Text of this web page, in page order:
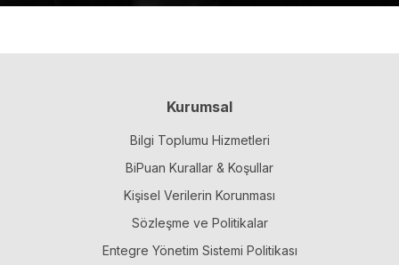
Kurumsal
Bilgi Toplumu Hizmetleri
BiPuan Kurallar & Koşullar
Kişisel Verilerin Korunması
Sözleşme ve Politikalar
Entegre Yönetim Sistemi Politikası